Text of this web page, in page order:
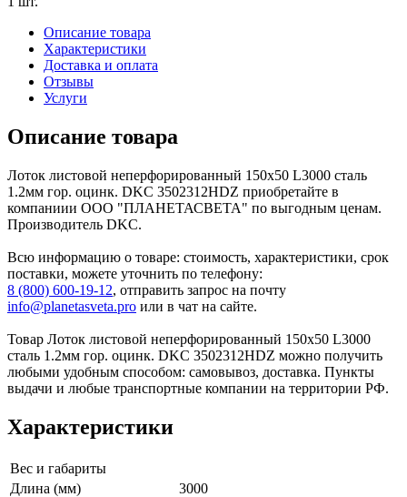
Описание товара
Характеристики
Доставка и оплата
Отзывы
Услуги
Описание товара
Лоток листовой неперфорированный 150х50 L3000 сталь
1.2мм гор. оцинк. DKC 3502312HDZ приобретайте в
компаниии ООО "ПЛАНЕТАСВЕТА" по выгодным ценам.
Производитель DKC.
Всю информацию о товаре: стоимость, характеристики, срок
поставки, можете уточнить по телефону:
8 (800) 600-19-12, отправить запрос на почту
info@planetasveta.pro или в чат на сайте.
Товар Лоток листовой неперфорированный 150х50 L3000
сталь 1.2мм гор. оцинк. DKC 3502312HDZ можно получить
любыми удобным способом: самовывоз, доставка. Пункты
выдачи и любые транспортные компании на территории РФ.
Характеристики
Вес и габариты
Длина (мм)
3000